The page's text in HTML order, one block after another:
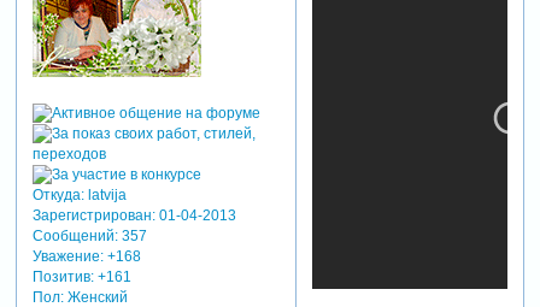
Откуда:latvija
Зарегистрирован: 01-04-2013
Сообщений:357
Уважение: +168
Позитив: +161
Пол:Женский